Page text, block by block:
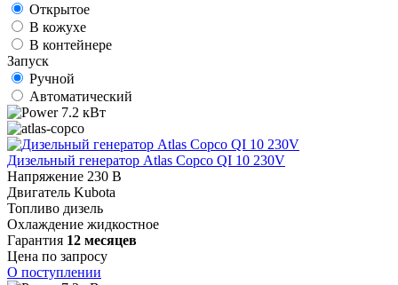
Открытое
В кожухе
В контейнере
Запуск
Ручной
Автоматический
7.2 кВт
Дизельный генератор Atlas Copco QI 10 230V
Напряжение 230 В
Двигатель Kubota
Топливо дизель
Охлаждение жидкостное
Гарантия 12 месяцев
Цена по запросу
О поступлении